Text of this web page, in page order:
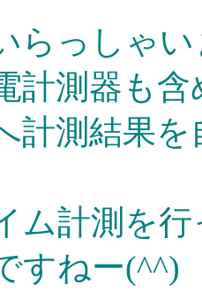
らっしゃい
測器も含
計測結果
ム計測を行
すねー(^^)